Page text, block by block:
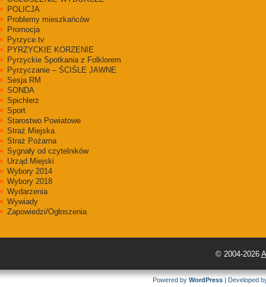
POLICJA
Problemy mieszkańców
Promocja
Pyrzyce.tv
PYRZYCKIE KORZENIE
Pyrzyckie Spotkania z Folklorem
Pyrzyczanie – ŚCIŚLE JAWNE
Sesja RM
SONDA
Spichlerz
Sport
Starostwo Powiatowe
Straż Miejska
Straż Pożarna
Sygnały od czytelników
Urząd Miejski
Wybory 2014
Wybory 2018
Wydarzenia
Wywiady
Zapowiedzi/Ogłoszenia
© 2004-2026
Powered by WordPress | Developed